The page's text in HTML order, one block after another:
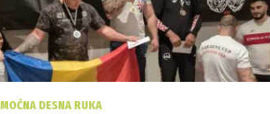
MOĆNA DESNA RUKA